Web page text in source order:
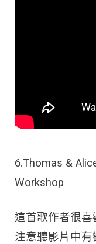
6.Thomas &
Workshop
這首歌作者很喜
注意聽影片中